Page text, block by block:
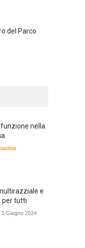
del Parco
nella
e
per tutti
5 Giugno 2024